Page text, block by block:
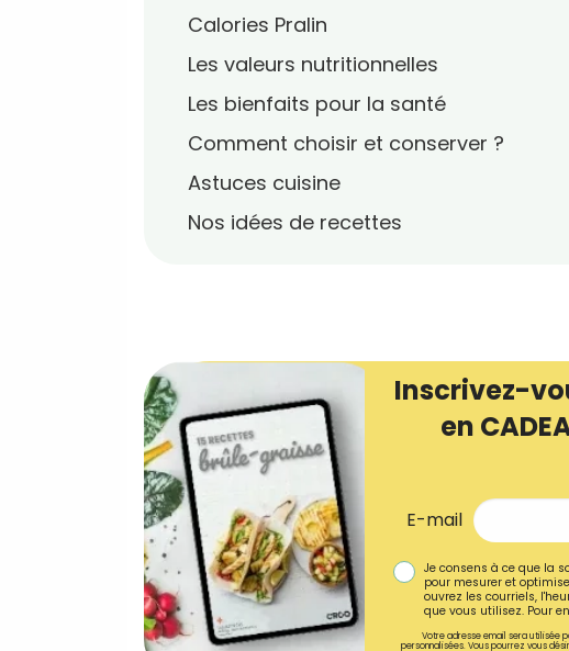
Calories Pralin
Les valeurs nutritionnelles
Les bienfaits pour la santé
Comment choisir et conserver ?
Astuces cuisine
Nos idées de recettes
Inscrivez-
en
E-mail
Je consens à ce que la
pour mesurer et
ouvrez les courriels,
que vous utilisez. Pour
Votre adresse email sera utilisée
personnalisées. Vous pourrez vous